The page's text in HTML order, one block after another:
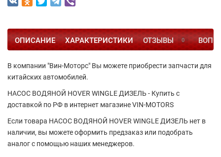
ОПИСАНИЕ ХАРАКТЕРИСТИКИ ОТЗЫВЫ 0
В компании "Вин-Моторс" Вы можете приобрести запчасти для
китайских автомобилей.
НАСОС ВОДЯНОЙ HOVER WINGLE ДИЗЕЛЬ - Купить с
доставкой по РФ в интернет магазине VIN-MOTORS
Если товара НАСОС ВОДЯНОЙ HOVER WINGLE ДИЗЕЛЬ нет в
наличии, вы можете оформить предзаказ или подобрать
аналог с помощью наших менеджеров.